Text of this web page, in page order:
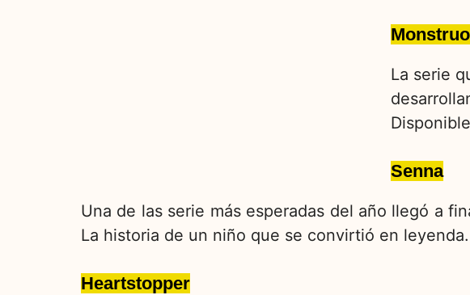
La serie
Senna
Una de las serie más esperadas del año llegó a
La historia de un niño que se convirtió en
Heartstopper